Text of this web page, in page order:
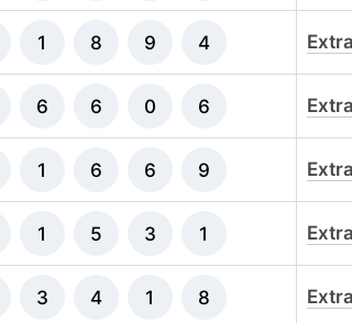
1 8 9 4
6 6 0 6
1 6 6 9
1 5 3 1
3 4 1 8